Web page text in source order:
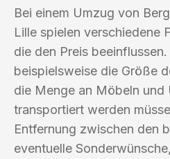
Bei einem Umzug von
Lille spielen verschiedene
die den Preis
beispielsweise die Größe
die Menge an Möbeln und
transportiert werden
Entfernung zwischen den
eventuelle